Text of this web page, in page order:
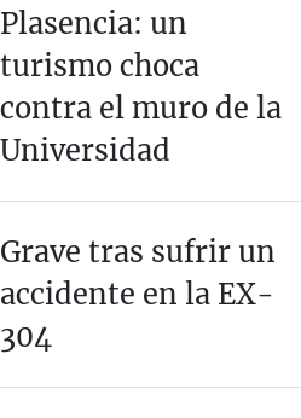
Plasencia: un
turismo choca
contra el muro de la
Universidad
Grave tras sufrir un
accidente en la EX-
304